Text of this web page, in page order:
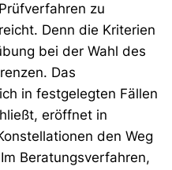
zu
Denn die Kriterien
bei der Wahl des
Das
in festgelegten Fällen
eröffnet in
den Weg
Beratungsverfahren,